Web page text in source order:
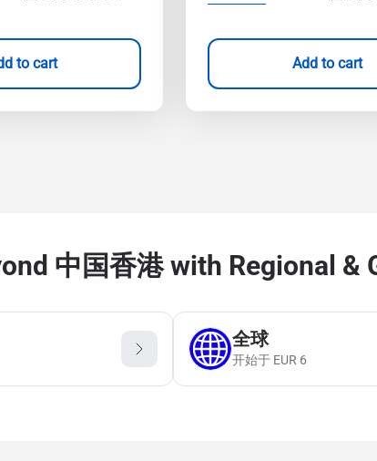
to cart Add to cart
中国香港 with Regional &
全球
开始于 EUR 6